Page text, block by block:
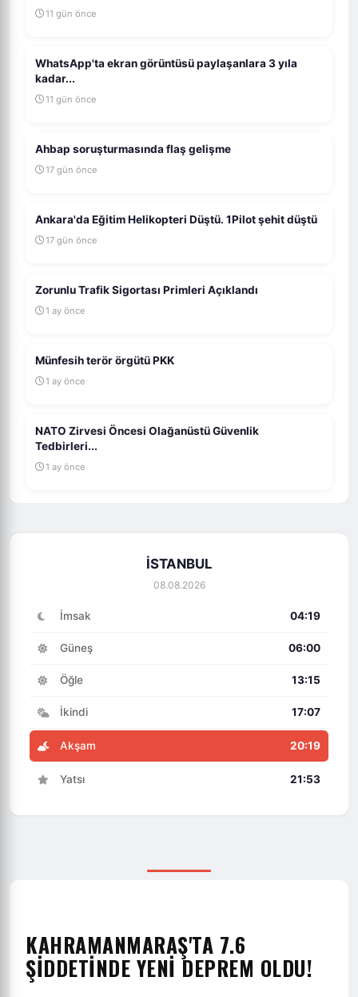
11 gün önce
WhatsApp'ta ekran görüntüsü paylaşanlara 3 yıla
kadar...
11 gün önce
Ahbap soruşturmasında flaş gelişme
17 gün önce
Ankara'da Eğitim Helikopteri Düştü. 1Pilot şehit düştü
17 gün önce
Zorunlu Trafik Sigortası Primleri Açıklandı
1 ay önce
Münfesih terör örgütü PKK
1 ay önce
NATO Zirvesi Öncesi Olağanüstü Güvenlik
Tedbirleri...
1 ay önce
İSTANBUL
08.08.2026
İmsak 04:19
Güneş 06:00
Öğle 13:15
İkindi 17:07
Akşam 20:19
Yatsı 21:53
KAHRAMANMARAŞ'TA 7.6
ŞIDDETINDE YENI DEPREM OLDU!